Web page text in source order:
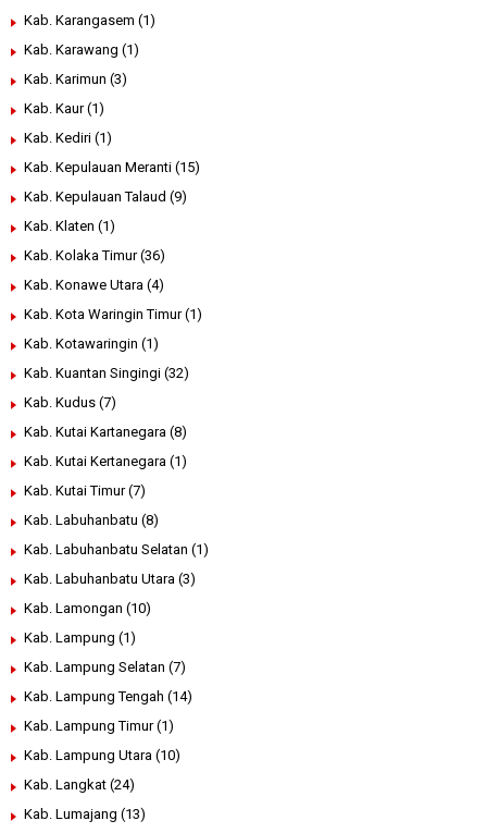
Kab. Karangasem (1)
Kab. Karawang (1)
Kab. Karimun (3)
Kab. Kaur (1)
Kab. Kediri (1)
Kab. Kepulauan Meranti (15)
Kab. Kepulauan Talaud (9)
Kab. Klaten (1)
Kab. Kolaka Timur (36)
Kab. Konawe Utara (4)
Kab. Kota Waringin Timur (1)
Kab. Kotawaringin (1)
Kab. Kuantan Singingi (32)
Kab. Kudus (7)
Kab. Kutai Kartanegara (8)
Kab. Kutai Kertanegara (1)
Kab. Kutai Timur (7)
Kab. Labuhanbatu (8)
Kab. Labuhanbatu Selatan (1)
Kab. Labuhanbatu Utara (3)
Kab. Lamongan (10)
Kab. Lampung (1)
Kab. Lampung Selatan (7)
Kab. Lampung Tengah (14)
Kab. Lampung Timur (1)
Kab. Lampung Utara (10)
Kab. Langkat (24)
Kab. Lumajang (13)